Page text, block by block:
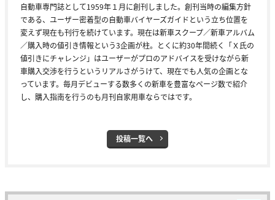
自動車専門誌として1959年１月に創刊しました。創刊当時の編集方針
である、ユーザー密着型の自動車バイヤーズガイドという立ち位置を
変えず現在も刊行を続けています。現在は新車スクープ／新車アルバム
／購入時の値引き情報という3企画が柱。とくに約30年間続く「Ｘ氏の
値引きにチャレンジ」はユーザーがプロのアドバイスを受けながら新
車購入交渉を行うというリアルさがうけて、現在でも人気の企画とな
っています。毎月デビューする数多くの新車を豊富なページ数で紹介
し、購入指南を行うのも月刊自家用車ならではです。
投稿一覧へ